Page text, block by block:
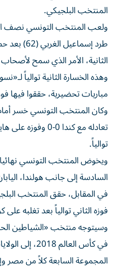
المنتخب البلجيكي.
ولعب المنتخب التونسي نصف
طرد
الثانية، الأمر الذي سمح
وهذه الخسارة الثانية توالياً
مباريات تحضيرية، حققوا فيها
توالياً.
ويخوض المنتخب التونسي
السادسة إلى جانب هولندا،
في المقابل، حقق المنتخب
فوزه الثاني توالياً بعد تغلبه على
وسيتوجه منتخب «الشياطين
في كأس
المجموعة السابعة كلاً من مصر